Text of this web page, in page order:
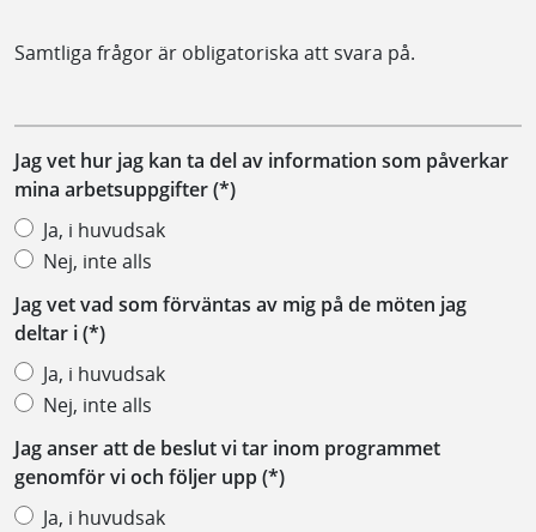
Samtliga frågor är obligatoriska att svara på.
Jag vet hur jag kan ta del av information som påverkar
mina arbetsuppgifter
Ja, i huvudsak
Nej, inte alls
Jag vet vad som förväntas av mig på de möten jag
deltar i
Ja, i huvudsak
Nej, inte alls
Jag anser att de beslut vi tar inom programmet
genomför vi och följer upp
Ja, i huvudsak